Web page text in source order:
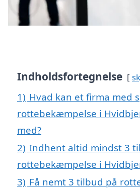
Indholdsfortegnelse
1) Hvad kan et firma med
rottebekæmpelse i
med?
2) Indhent altid mindst 3
rottebekæmpelse i
3) Få nemt 3 tilbud på